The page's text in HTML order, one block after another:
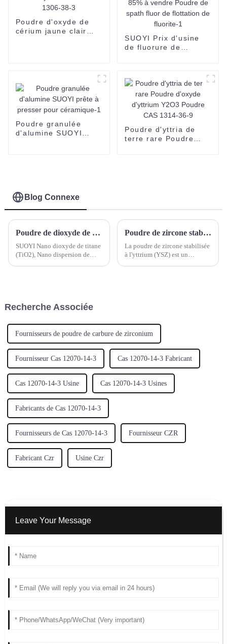
Poudre d'oxyde de
cérium jaune clair
SUOYI Prix d'usine
de fluorure de
Poudre de spath fluor
de flottation de
fluorite-1
Poudre granulée
d'alumine SUOYI
Poudre d'yttria de
terre rare Poudre
Blog Connexe
Poudre de dioxyde de titane nanométrique SUOYI Poudre de nano TiO2 Dispersion de dioxyde de titane nanométrique Poudre d'oxyde de zinc nanométrique Poudre de nano ZnO
SUOYI Nano dioxyde de titane
(TiO2), Nano dispersion de
Poudre de zircone stabilisée à l'yttrium (YSZ)
La poudre de zircone stabilisée
à l'yttrium (YSZ) est un
Recherche Associée
Fournisseurs de poudre de carbure de zirconium
Fournisseur Cas 12070-14-3 Cas 12070-14-3 Fabricant
Cas 12070-14-3 Usine Cas 12070-14-3 Usines
Fabricants de Cas 12070-14-3
Fournisseurs de Cas 12070-14-3 Fournisseur CZR
Fabricant Czr Usine Czr
Leave Your Message